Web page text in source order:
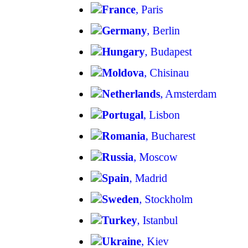
France, Paris
Germany, Berlin
Hungary, Budapest
Moldova, Chisinau
Netherlands, Amsterdam
Portugal, Lisbon
Romania, Bucharest
Russia, Moscow
Spain, Madrid
Sweden, Stockholm
Turkey, Istanbul
Ukraine, Kiev